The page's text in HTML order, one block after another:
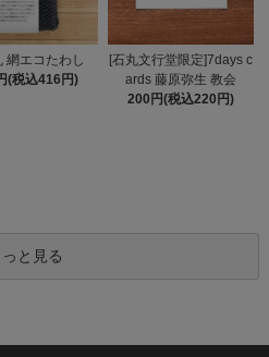
網エコたわし
(税込416円)
[石丸文行堂限定]7days c
ards 藤原弥生 教会
200円(税込220円)
っと見る